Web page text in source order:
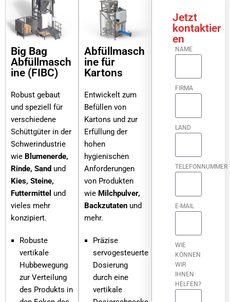
Big Bag
Abfüllmasch
ine (FIBC)
Robust gebaut
und speziell für
verschiedene
Schüttgüter in der
Schwerindustrie
wie Blumenerde,
Rinde, Sand und
Kies, Steine,
Futtermittel und
vieles mehr
konzipiert.
Robuste
vertikale
Hubbewegung
zur Verteilung
des Produkts in
Abfüllmasch
ine für
Kartons
Entwickelt zum
Befüllen von
Kartons und zur
Erfüllung der
hohen
hygienischen
Anforderungen
von Produkten
wie Milchpulver,
Backzutaten und
mehr.
Präzise
servogesteuerte
Dosierung
durch eine
vertikale
Jetzt
kontaktier
en
NAME
FIRMA
LAND
TELEFONNUMMER
E-MAIL
WIE
KÖNNEN
WIR
IHNEN
HELFEN?